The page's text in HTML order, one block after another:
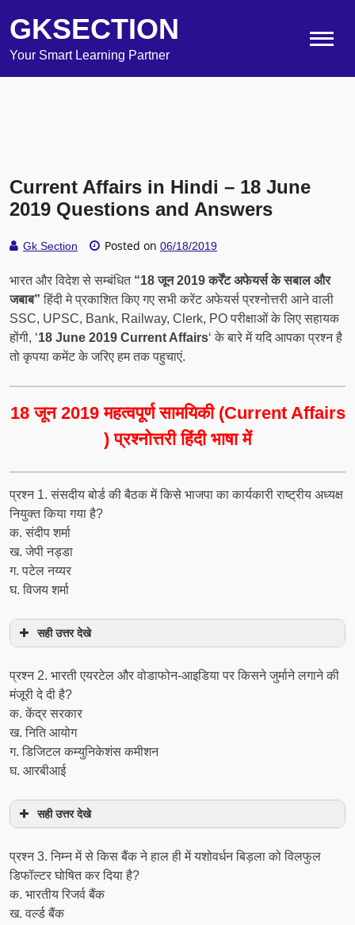
GKSECTION
Your Smart Learning Partner
Current Affairs in Hindi – 18 June
2019 Questions and Answers
Gk Section Posted on 06/18/2019
भारत और विदेश से सम्बंधित “18 जून 2019 कर्रेंट अफेयर्स के सबाल और
जबाब” हिंदी मे प्रकाशित किए गए सभी करेंट अफेयर्स प्रश्नोत्तरी आने वाली
SSC, UPSC, Bank, Railway, Clerk, PO परीक्षाओं के लिए सहायक
होंगी, ‘18 June 2019 Current Affairs‘ के बारे में यदि आपका प्रश्न है
तो कृपया कमेंट के जरिए हम तक पहुचाएं.
18 जून 2019 महत्वपूर्ण सामयिकी (Current Affairs
) प्रश्नोत्तरी हिंदी भाषा में
प्रश्‍न 1. संसदीय बोर्ड की बैठक में किसे भाजपा का कार्यकारी राष्ट्रीय अध्यक्ष
नियुक्त किया गया है?
क. संदीप शर्मा
ख. जेपी नड्डा
ग. पटेल नय्यर
घ. विजय शर्मा
सही उत्तर देखे
प्रश्‍न 2. भारती एयरटेल और वोडाफोन-आइडिया पर किसने जुर्माने लगाने की
मंजूरी दे दी है?
क. केंद्र सरकार
ख. निति आयोग
ग. डिजिटल कम्युनिकेशंस कमीशन
घ. आरबीआई
सही उत्तर देखे
प्रश्‍न 3. निम्न में से किस बैंक ने हाल ही में यशोवर्धन बिड़ला को विलफुल
डिफॉल्टर घोषित कर दिया है?
क. भारतीय रिजर्व बैंक
ख. वर्ल्ड बैंक